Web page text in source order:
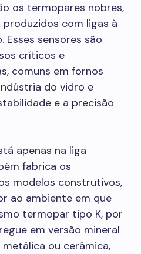
os termopares nobres,
produzidos com ligas à
Esses sensores são
críticos e
comuns em fornos
do vidro e
e a precisão
apenas na liga
fabrica os
modelos construtivos,
ao ambiente em que
termopar tipo K, por
em versão mineral
ou cerâmica,